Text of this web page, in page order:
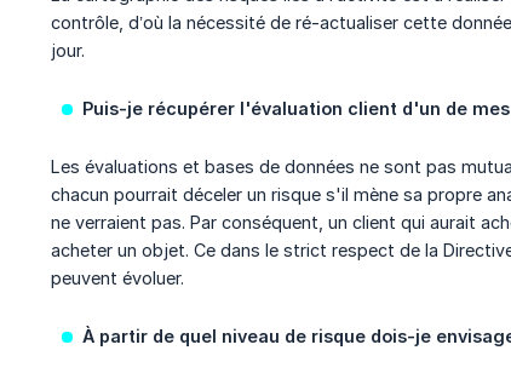
contrôle, d’où la nécessité de ré-actualiser cette
jour.
Puis-je récupérer l'évaluation client d'un de
Les évaluations et bases de données ne sont pas
chacun pourrait déceler un risque s'il mène sa propre
ne verraient pas. Par conséquent, un client qui aurait
acheter un objet. Ce dans le strict respect de la
peuvent évoluer.
À partir de quel niveau de risque dois-je